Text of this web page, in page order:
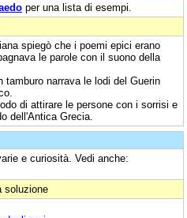
per una lista di esempi.
spiegò che i poemi epici erano
le parole con il suono della
tamburo narrava le lodi del Guerin
di attirare le persone con i sorrisi e
dell'Antica Grecia.
e curiosità. Vedi anche:
soluzione